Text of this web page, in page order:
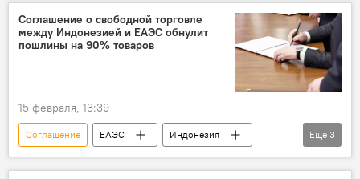
сотрудничество
пищевая промышленность
строительные материалы
фармацевтика
Соглашение о свободной торговле
между Индонезией и ЕАЭС обнулит
пошлины на 90% товаров
15 февраля, 13:39
Соглашение ЕАЭС
Индонезия
Экономика
Торговля Россия
Еще 3